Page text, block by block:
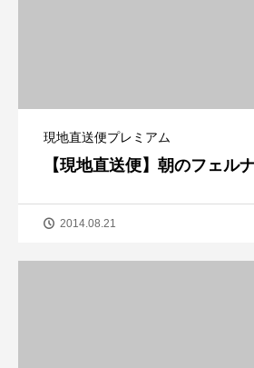
現地直送便プレミアム
【現地直送便】朝のフェル
2014.08.21